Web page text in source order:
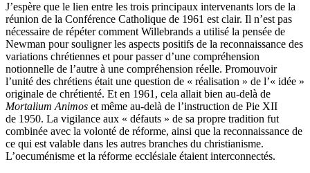
J’espère que le lien entre les trois principaux intervenants lors de la
réunion de la Conférence Catholique de 1961 est clair. Il n’est pas
nécessaire de répéter comment Willebrands a utilisé la pensée de
Newman pour souligner les aspects positifs de la reconnaissance des
variations chrétiennes et pour passer d’une compréhension
notionnelle de l’autre à une compréhension réelle. Promouvoir
l’unité des chrétiens était une question de « réalisation » de l’« idée »
originale de chrétienté. Et en 1961, cela allait bien au-delà de
Mortalium Animos et même au-delà de l’instruction de Pie XII
de 1950. La vigilance aux « défauts » de sa propre tradition fut
combinée avec la volonté de réforme, ainsi que la reconnaissance de
ce qui est valable dans les autres branches du christianisme.
L’oecuménisme et la réforme ecclésiale étaient interconnectés.